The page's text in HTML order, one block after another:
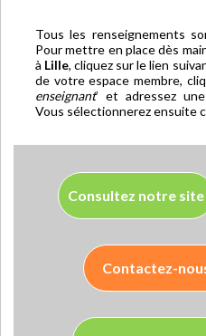
Tous les renseignements
Pour mettre en place dès
à Lille, cliquez sur le lien
de votre espace membre,
enseignant’ et adressez
Vous sélectionnerez ensuite
Consultez notre site
Contactez-